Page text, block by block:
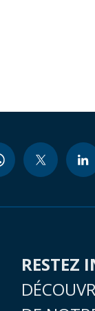
RESTEZ